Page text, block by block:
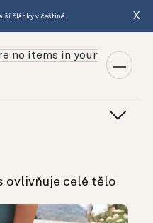
články v češtině. X
no items in your
ovlivňuje celé tělo